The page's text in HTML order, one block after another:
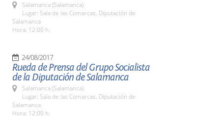
Salamanca (Salamanca)
Lugar: Sala de las Comarcas. Diputación de
Salamanca
Hora: 12:00 h.
24/08/2017
Rueda de Prensa del Grupo Socialista
de la Diputación de Salamanca
Salamanca (Salamanca)
Lugar: Sala de las Comarcas. Diputación de
Salamanca
Hora: 12:00 h.